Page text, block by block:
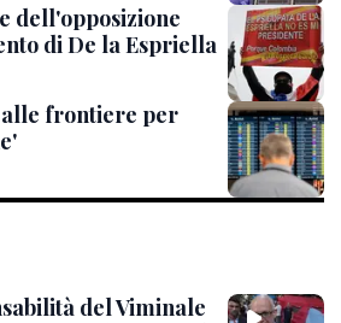
dell'opposizione
di De la Espriella
frontiere per
del Viminale